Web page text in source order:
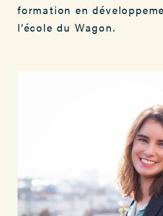
formation en
l’école du Wagon.